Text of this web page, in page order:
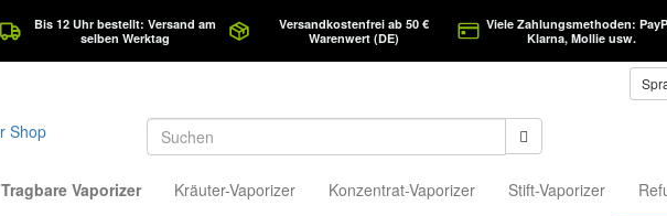
Bis 12 Uhr bestellt: Versand am
selben Werktag
Versandkostenfrei ab 50 €
Warenwert (DE)
Viele Zahlungsmethoden:
Klarna, Mollie usw.
Tragbare Vaporizer Kräuter-Vaporizer Konzentrat-Vaporizer Stift-Vaporizer